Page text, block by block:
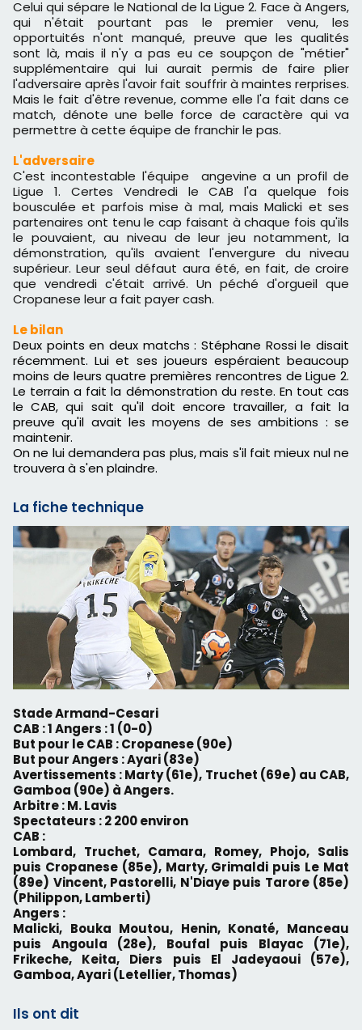
Celui qui sépare le National de la Ligue 2. Face à Angers,
qui n'était pourtant pas le premier venu, les
opportuités n'ont manqué, preuve que les qualités
sont là, mais il n'y a pas eu ce soupçon de "métier"
supplémentaire qui lui aurait permis de faire plier
l'adversaire après l'avoir fait souffrir à maintes rerprises.
Mais le fait d'être revenue, comme elle l'a fait dans ce
match, dénote une belle force de caractère qui va
permettre à cette équipe de franchir le pas.
L'adversaire
C'est incontestable l'équipe angevine a un profil de
Ligue 1. Certes Vendredi le CAB l'a quelque fois
bousculée et parfois mise à mal, mais Malicki et ses
partenaires ont tenu le cap faisant à chaque fois qu'ils
le pouvaient, au niveau de leur jeu notamment, la
démonstration, qu'ils avaient l'envergure du niveau
supérieur. Leur seul défaut aura été, en fait, de croire
que vendredi c'était arrivé. Un péché d'orgueil que
Cropanese leur a fait payer cash.
Le bilan
Deux points en deux matchs : Stéphane Rossi le disait
récemment. Lui et ses joueurs espéraient beaucoup
moins de leurs quatre premières rencontres de Ligue 2.
Le terrain a fait la démonstration du reste. En tout cas
le CAB, qui sait qu'il doit encore travailler, a fait la
preuve qu'il avait les moyens de ses ambitions : se
maintenir.
On ne lui demandera pas plus, mais s'il fait mieux nul ne
trouvera à s'en plaindre.
La fiche technique
Stade Armand-Cesari
CAB : 1 Angers : 1 (0-0)
But pour le CAB : Cropanese (90e)
But pour Angers : Ayari (83e)
Avertissements : Marty (61e), Truchet (69e) au CAB,
Gamboa (90e) à Angers.
Arbitre : M. Lavis
Spectateurs : 2 200 environ
CAB :
Lombard, Truchet, Camara, Romey, Phojo, Salis
puis Cropanese (85e), Marty, Grimaldi puis Le Mat
(89e) Vincent, Pastorelli, N'Diaye puis Tarore (85e)
(Philippon, Lamberti)
Angers :
Malicki, Bouka Moutou, Henin, Konaté, Manceau
puis Angoula (28e), Boufal puis Blayac (71e),
Frikeche, Keita, Diers puis El Jadeyaoui (57e),
Gamboa, Ayari (Letellier, Thomas)
Ils ont dit